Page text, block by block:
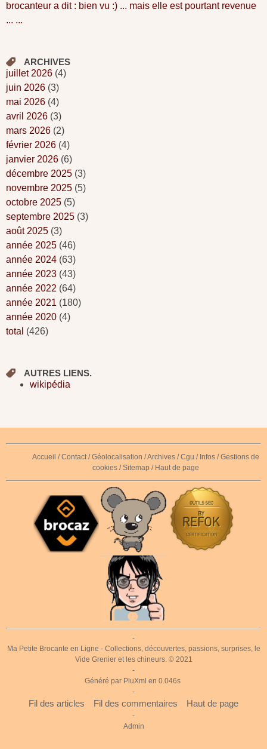
brocanteur a dit : bien vu :) ... mais elle est pourtant revenue
... ...
ARCHIVES
juillet 2026 (4)
juin 2026 (3)
mai 2026 (4)
avril 2026 (3)
mars 2026 (2)
février 2026 (4)
janvier 2026 (6)
décembre 2025 (3)
novembre 2025 (5)
octobre 2025 (5)
septembre 2025 (3)
août 2025 (3)
année 2025 (46)
année 2024 (63)
année 2023 (43)
année 2022 (64)
année 2021 (180)
année 2020 (4)
total (426)
AUTRES LIENS.
wikipédia
Accueil /Contact/Géolocalisation /Archives/Cgu / Infos/Gestions de
cookies/Sitemap / Haut de page
-
Ma Petite Brocante en Ligne - Collections, découvertes, passions, surprises, le
Vide Grenier et les chineurs. © 2021
-
Généré par PluXml en 0.046s
-
Fil des articles Fil des commentaires Haut de page
-
Admin